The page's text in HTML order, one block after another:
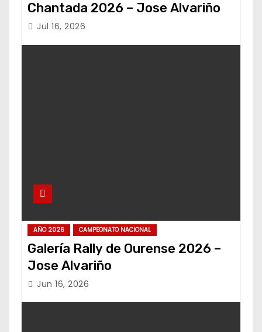
Chantada 2026 – Jose Alvariño
Jul 16, 2026
AÑO 2026 CAMPEONATO NACIONAL
Galería Rally de Ourense 2026 –
Jose Alvariño
Jun 16, 2026